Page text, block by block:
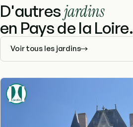
D'autresjardins
en Pays de la Loire.
Voir tous les jardins